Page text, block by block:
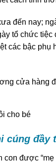
đến nay;
tổ chức
các bậc
cửa hàng
cho bé
cúng đầy
được